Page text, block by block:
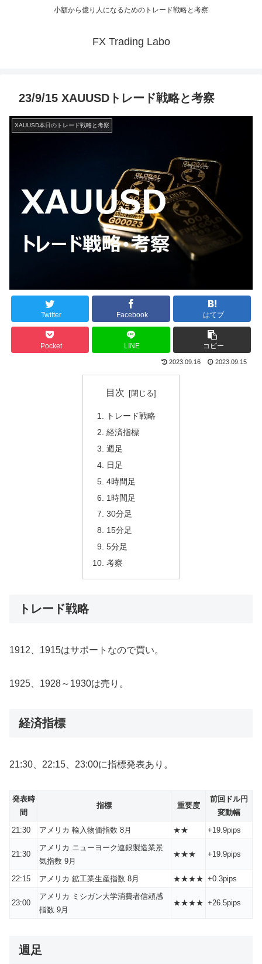
小額から億り人になるためのトレード戦略と考察
FX Trading Labo
23/9/15 XAUUSDトレード戦略と考察
XAUUSD本日のトレード戦略と考察
Twitter Facebook はてブ
Pocket LINE コピー
2023.09.16 2023.09.15
目次
トレード戦略
経済指標
週足
日足
4時間足
1時間足
30分足
15分足
5分足
考察
トレード戦略
1912、1915はサポートなので買い。
1925、1928～1930は売り。
経済指標
21:30、22:15、23:00に指標発表あり。
発表時
間
指標 重要度
前回ドル円
変動幅
21:30
アメリカ 輸入物価指数 8月 ★★ +19.9pips
21:30
アメリカ ニューヨーク連銀製造業景
気指数 9月
★★★ +19.9pips
22:15 アメリカ 鉱工業生産指数 8月 ★★★★ +0.3pips
23:00
アメリカ ミシガン大学消費者信頼感
指数 9月
★★★★ +26.5pips
週足